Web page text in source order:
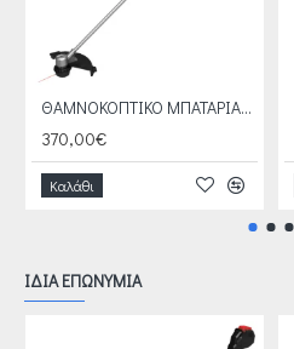
ΘΑΜΝΟΚΟΠΤΙΚΟ ΜΠΑΤΑΡΙΑΣ BCB 40
370,00€
Καλάθι
ΙΔΙΑ ΕΠΩΝΥΜΙΑ